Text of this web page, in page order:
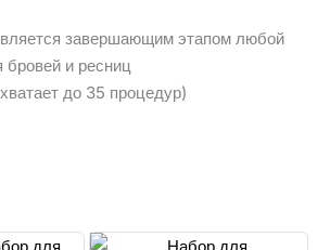
завершающим этапом любой
и ресниц
до 35 процедур)